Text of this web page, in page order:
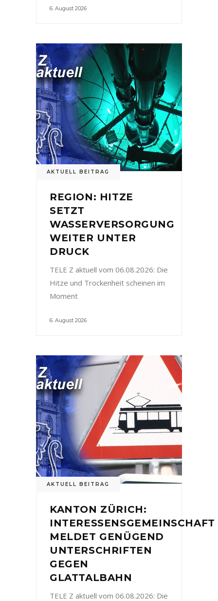
6. August 2026
AKTUELL BEITRAG
REGION: HITZE
SETZT
WASSERVERSORGUNG
WEITER UNTER
DRUCK
TELE Z aktuell vom 06.08.2026: Die
Hitze und Trockenheit scheinen im
Moment
6. August 2026
AKTUELL BEITRAG
KANTON ZÜRICH:
INTERESSENSGEMEINSCHAFT
MELDET GENÜGEND
UNTERSCHRIFTEN
GEGEN
GLATTALBAHN
TELE Z aktuell vom 06.08.2026: Die